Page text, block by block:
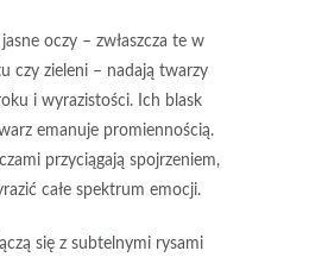
jasne oczy – zwłaszcza te w
czy zieleni – nadają twarzy
i wyrazistości. Ich blask
emanuje promiennością.
przyciągają spojrzeniem,
całe spektrum emocji.
się z subtelnymi rysami